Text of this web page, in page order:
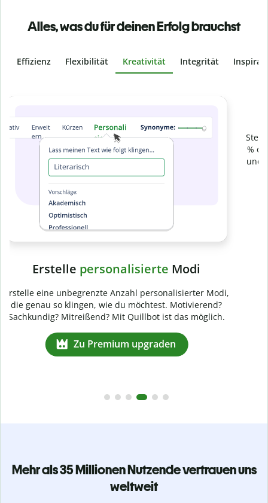
Alles, was du für deinen Erfolg brauchst
Effizienz Flexibilität Kreativität Integrität
Slide 4 of 6
Stelle mit der Plagiatsprüfung sicher, dass dein Text zu 100
% original ist. Analysiere deine Arbeit in Sekundenschnelle
und finde fehlende Quellenangaben in über 100 Sprachen.
Mehr als 35 Millionen Nutzende vertrauen uns
weltweit